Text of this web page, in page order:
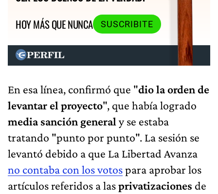
HOY MÁS QUE NUNCA
SUSCRIBITE
En esa línea, confirmó que "dio la orden de
levantar el proyecto", que había logrado
media sanción general y se estaba
tratando "punto por punto". La sesión se
levantó debido a que La Libertad Avanza
no contaba con los votospara aprobar los
artículos referidos a lasprivatizaciones de